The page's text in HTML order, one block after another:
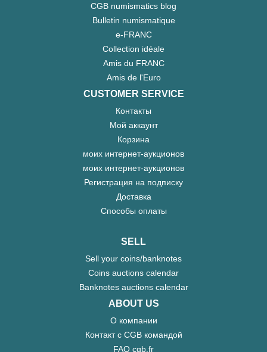
CGB numismatics blog
Bulletin numismatique
e-FRANC
Collection idéale
Amis du FRANC
Amis de l'Euro
CUSTOMER SERVICE
Контакты
Мой аккаунт
Корзина
моих интернет-аукционов
моих интернет-аукционов
Регистрация на подписку
Доставка
Способы оплаты
SELL
Sell your coins/banknotes
Coins auctions calendar
Banknotes auctions calendar
ABOUT US
О компании
Контакт с CGB командой
FAQ cgb.fr